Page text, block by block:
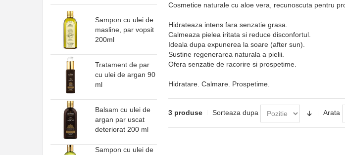
Cosmetice naturale cu aloe vera, recunoscuta pentru
Hidrateaza intens fara senzatie grasa.
Calmeaza pielea iritata si reduce disconfortul.
Ideala dupa expunerea la soare (after sun).
Sustine regenerarea naturala a pielii.
Ofera senzatie de racorire si prospetime.
Hidratare. Calmare. Prospetime.
3 produse Sorteaza dupa Arata
Sampon cu ulei de
masline, par vopsit
200ml
Tratament de par
cu ulei de argan 90
ml
Balsam cu ulei de
argan par uscat
deteriorat 200 ml
Sampon cu ulei de